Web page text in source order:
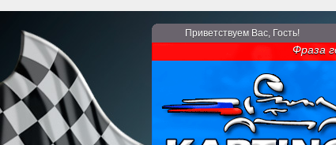
Приветствуем Вас, Гость!
Фраза